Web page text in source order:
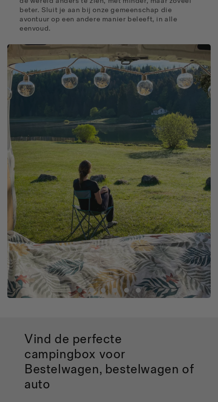
beter. Sluit je aan bij onze gemeenschap die
avontuur op een andere manier beleeft, in alle
eenvoud.
Vind de perfecte
campingbox voor
Bestelwagen, bestelwagen of
auto